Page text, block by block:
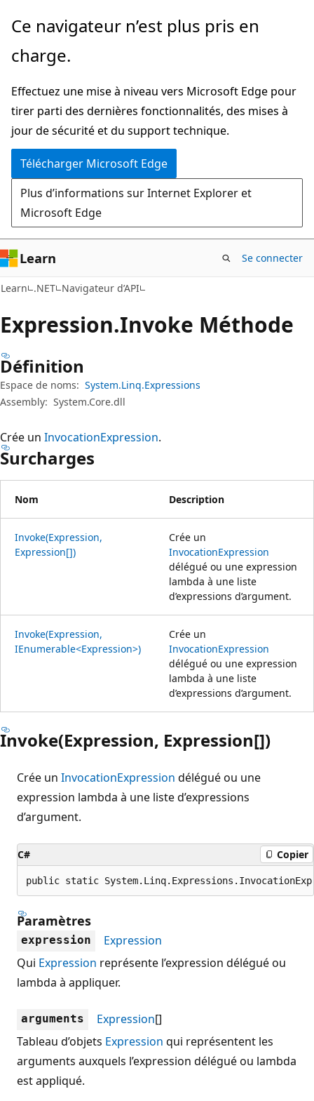
Passer
directement
au
principal
Passer
la
dans
la
page
Ce navigateur n’est plus pris en
charge.
Effectuez une mise à niveau vers Microsoft Edge pour
tirer parti des dernières fonctionnalités, des mises à
jour de sécurité et du support technique.
Télécharger Microsoft Edge
Plus d’informations sur Internet Explorer et
Microsoft Edge
Learn Se connecter
Learn .NET Navigateur d’API
Expression.Invoke Méthode
Définition
Espace de noms: System.Linq.Expressions
Assembly: System.Core.dll
Crée un InvocationExpression.
Surcharges
Nom Description
Invoke(Expression,
Expression[])
Crée un
InvocationExpression
délégué ou une expression
lambda à une liste
d’expressions d’argument.
Invoke(Expression,
IEnumerable<Expression>)
Crée un
InvocationExpression
délégué ou une expression
lambda à une liste
d’expressions d’argument.
Invoke(Expression, Expression[])
Crée un InvocationExpression délégué ou une
expression lambda à une liste d’expressions
d’argument.
C# Copier
public static
Paramètres
expression
Expression
Qui Expression représente l’expression délégué ou
lambda à appliquer.
arguments Expression[]
Tableau d’objets Expression qui représentent les
arguments auxquels l’expression délégué ou lambda
est appliqué.